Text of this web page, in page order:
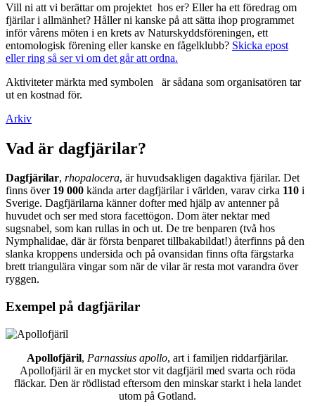
Vill ni att vi berättar om projektet hos er? Eller ha ett föredrag om
fjärilar i allmänhet? Håller ni kanske på att sätta ihop programmet
inför vårens möten i en krets av Naturskyddsföreningen, ett
entomologisk förening eller kanske en fågelklubb? Skicka epost
eller ring så ser vi om det går att ordna.
Aktiviteter märkta med symbolen
är sådana som organisatören tar
ut en kostnad för.
Arkiv
Vad är dagfjärilar?
Dagfjärilar, rhopalocera, är huvudsakligen dagaktiva fjärilar. Det
finns över 19 000 kända arter dagfjärilar i världen, varav cirka 110 i
Sverige. Dagfjärilarna känner dofter med hjälp av antenner på
huvudet och ser med stora facettögon. Dom äter nektar med
sugsnabel, som kan rullas in och ut. De tre benparen (två hos
Nymphalidae, där är första benparet tillbakabildat!) återfinns på den
slanka kroppens undersida och på ovansidan finns ofta färgstarka
brett triangulära vingar som när de vilar är resta mot varandra över
ryggen.
Exempel på dagfjärilar
Apollofjäril, Parnassius apollo, art i familjen riddarfjärilar.
Apollofjäril är en mycket stor vit dagfjäril med svarta och röda
fläckar. Den är rödlistad eftersom den minskar starkt i hela landet
utom på Gotland.